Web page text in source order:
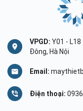
VPGD: Y01 -
Đông, Hà Nội
Email:
Điện thoại: